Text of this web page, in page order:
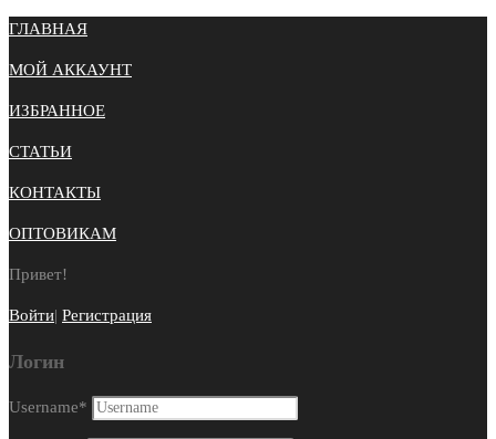
ГЛАВНАЯ
МОЙ АККАУНТ
ИЗБРАННОЕ
СТАТЬИ
КОНТАКТЫ
ОПТОВИКАМ
Привет!
Войти| Регистрация
Логин
Username*